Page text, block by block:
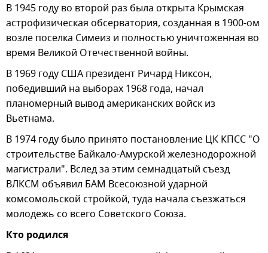
В 1945 году во второй раз была открыта Крымская
астрофизическая обсерватория, созданная в 1900-ом
возле поселка Симеиз и полностью уничтоженная во
время Великой Отечественной войны.
В 1969 году США президент Ричард Никсон,
победивший на выборах 1968 года, начал
планомерный вывод американских войск из
Вьетнама.
В 1974 году было принято постановление ЦК КПСС "О
строительстве Байкало-Амурской железнодорожной
магистрали". Вслед за этим семнадцатый съезд
ВЛКСМ объявил БАМ Всесоюзной ударной
комсомольской стройкой, туда начала съезжаться
молодежь со всего Советского Союза.
Кто родился